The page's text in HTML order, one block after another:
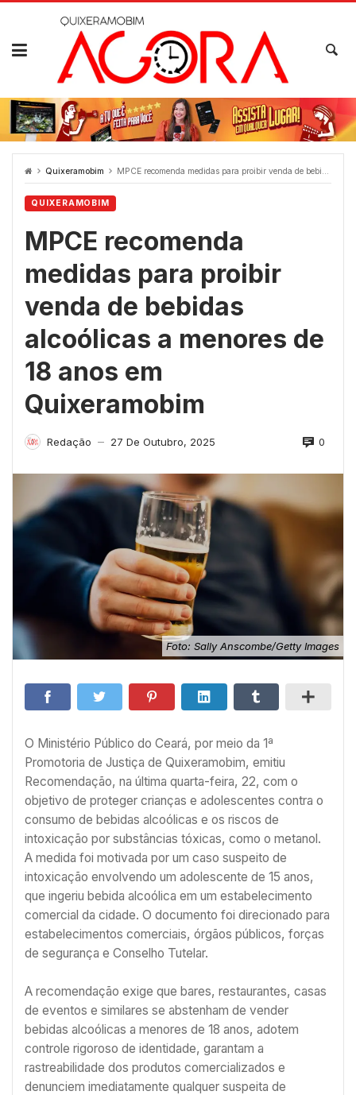
Skip
Quixeramobim MPCE recomenda medidas para proibir venda de bebidas alcoólicas a menores de 18 anos em Quixeramobim
QUIXERAMOBIM
MPCE recomenda
medidas para proibir
venda de bebidas
alcoólicas a menores de
18 anos em
Quixeramobim
Redação — 27 De Outubro, 2025 0
Foto: Sally Anscombe/Getty Images
O Ministério Público do Ceará, por meio da 1ª
Promotoria de Justiça de Quixeramobim, emitiu
Recomendação, na última quarta-feira, 22, com o
objetivo de proteger crianças e adolescentes contra o
consumo de bebidas alcoólicas e os riscos de
intoxicação por substâncias tóxicas, como o metanol.
A medida foi motivada por um caso suspeito de
intoxicação envolvendo um adolescente de 15 anos,
que ingeriu bebida alcoólica em um estabelecimento
comercial da cidade. O documento foi direcionado para
estabelecimentos comerciais, órgãos públicos, forças
de segurança e Conselho Tutelar.
A recomendação exige que bares, restaurantes, casas
de eventos e similares se abstenham de vender
bebidas alcoólicas a menores de 18 anos, adotem
controle rigoroso de identidade, garantam a
rastreabilidade dos produtos comercializados e
denunciem imediatamente qualquer suspeita de